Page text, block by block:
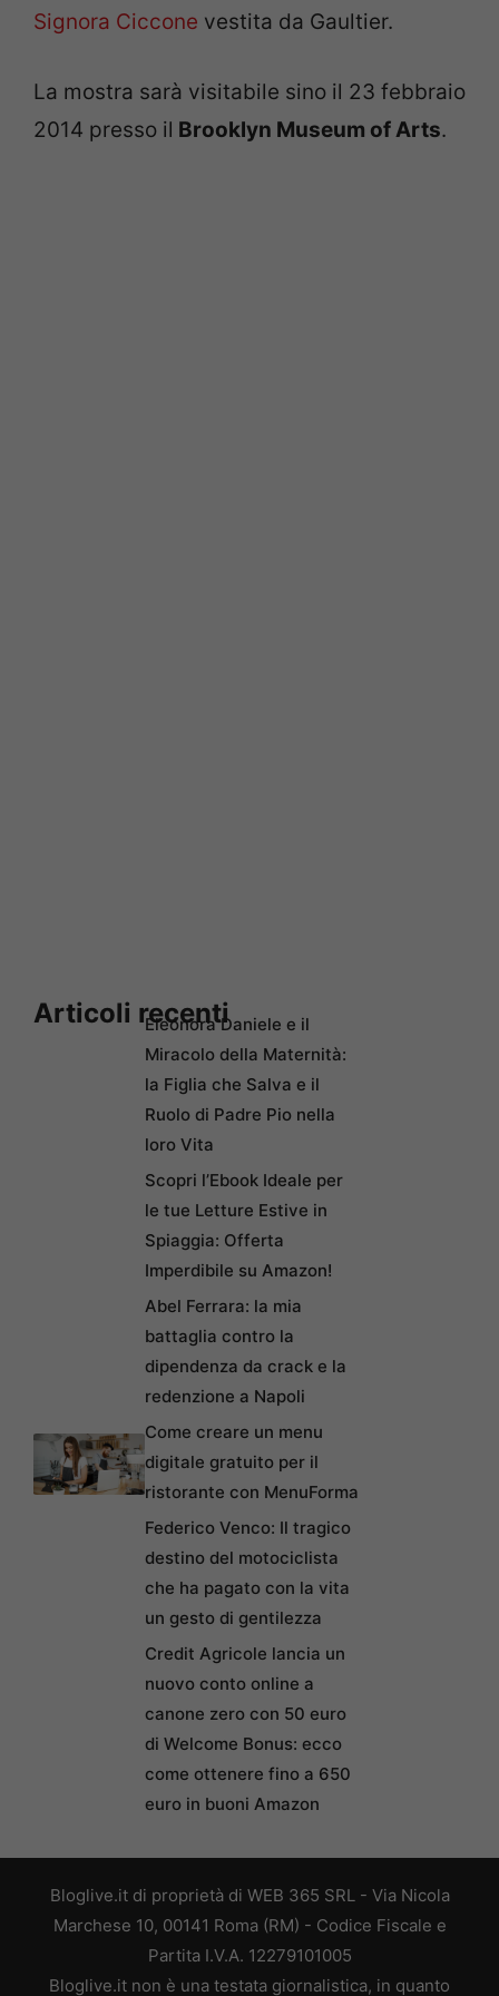
Signora Ciccone vestita da Gaultier.
La mostra sarà visitabile sino il 23 febbraio
2014 presso il Brooklyn Museum of Arts.
Articoli recentiEleonora Daniele e il
Miracolo della Maternità:
la Figlia che Salva e il
Ruolo di Padre Pio nella
loro Vita
Scopri l’Ebook Ideale per
le tue Letture Estive in
Spiaggia: Offerta
Imperdibile su Amazon!
Abel Ferrara: la mia
battaglia contro la
dipendenza da crack e la
redenzione a Napoli
Come creare un menu
digitale gratuito per il
ristorante con MenuForma
Federico Venco: Il tragico
destino del motociclista
che ha pagato con la vita
un gesto di gentilezza
Credit Agricole lancia un
nuovo conto online a
canone zero con 50 euro
di Welcome Bonus: ecco
come ottenere fino a 650
euro in buoni Amazon
Bloglive.it di proprietà di WEB 365 SRL - Via Nicola
Marchese 10, 00141 Roma (RM) - Codice Fiscale e
Partita I.V.A. 12279101005
Bloglive.it non è una testata giornalistica, in quanto